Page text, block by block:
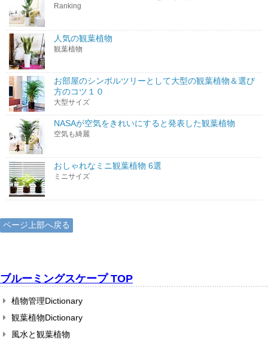
Ranking
人気の観葉植物
観葉植物
お部屋のシンボルツリーとして大型の観葉植物＆選び
方のコツ１０
大型サイズ
NASAが空気をきれいにすると発表した観葉植物
空気も綺麗
おしゃれなミニ観葉植物 6選
ミニサイズ
ページ上部へ戻る
ブルーミングスケープ TOP
植物管理Dictionary
観葉植物Dictionary
風水と観葉植物